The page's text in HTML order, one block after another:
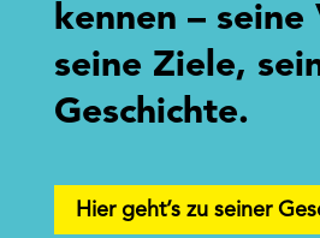
kennen – seine
seine Ziele,
Geschichte.
Hier geht’s zu seiner